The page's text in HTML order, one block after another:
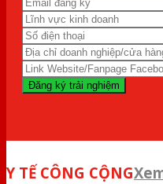
Y TẾ CÔNG CỘNG